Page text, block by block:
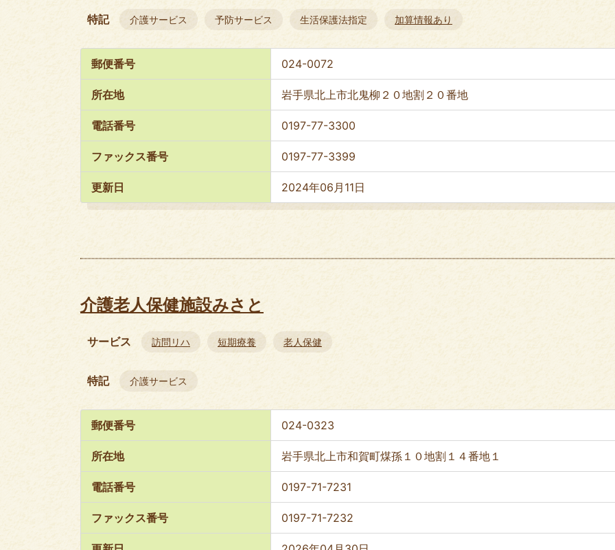
特記 介護サービス 予防サービス 生活保護法指定 加算情報あり
郵便番号 024-0072
所在地 岩手県北上市北鬼柳２０地割２０番地
電話番号 0197-77-3300
ファックス番号 0197-77-3399
更新日 2024年06月11日
介護老人保健施設みさと
サービス 訪問リハ 短期療養 老人保健
特記 介護サービス
郵便番号 024-0323
所在地 岩手県北上市和賀町煤孫１０地割１４番地１
電話番号 0197-71-7231
ファックス番号 0197-71-7232